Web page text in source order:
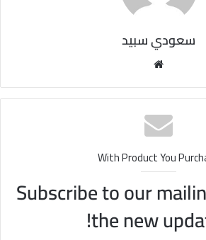
سعودي سبيد
الوي
ب
With Product You
Subscribe to our
the new